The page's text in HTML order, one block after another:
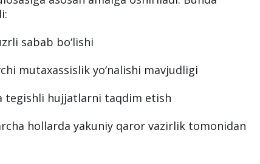
sabab bo‘lishi
mutaxassislik yo‘nalishi mavjudligi
tegishli hujjatlarni taqdim etish
hollarda yakuniy qaror vazirlik tomonidan